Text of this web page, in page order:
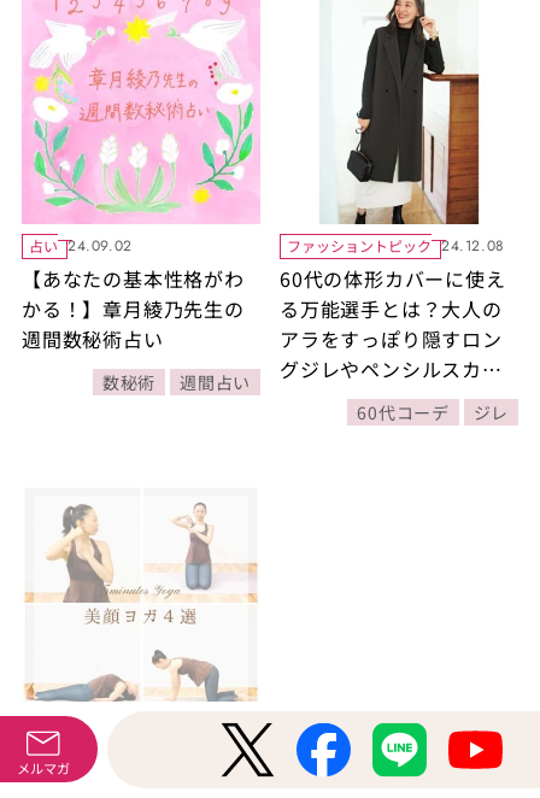
占い 24.09.02
【あなたの基本性格がわ
かる！】章月綾乃先生の
週間数秘術占い
数秘術 週間占い
ファッショントピック 24.12.08
60代の体形カバーに使え
る万能選手とは？大人の
アラをすっぽり隠すロン
グジレやペンシルスカー
トで、縦長シルエットを
つくってスタイルアッ
60代コーデ ジレ
健康 24.10.27
【5分ヨガ】顔まわりをほ
メルマガ